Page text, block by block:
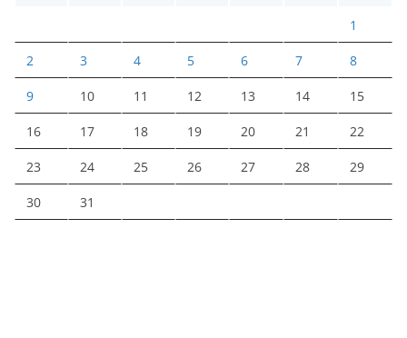
1
2 3 4 5 6 7 8
9 10 11 12 13 14 15
16 17 18 19 20 21 22
23 24 25 26 27 28 29
30 31